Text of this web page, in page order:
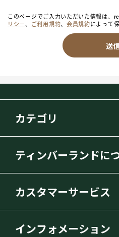
このページでご入力いただいた情報は、
リシー、 ご利用規約、 会員規約によって
送
カテゴリ
ティンバーランドに
カスタマーサービス
インフォメーション